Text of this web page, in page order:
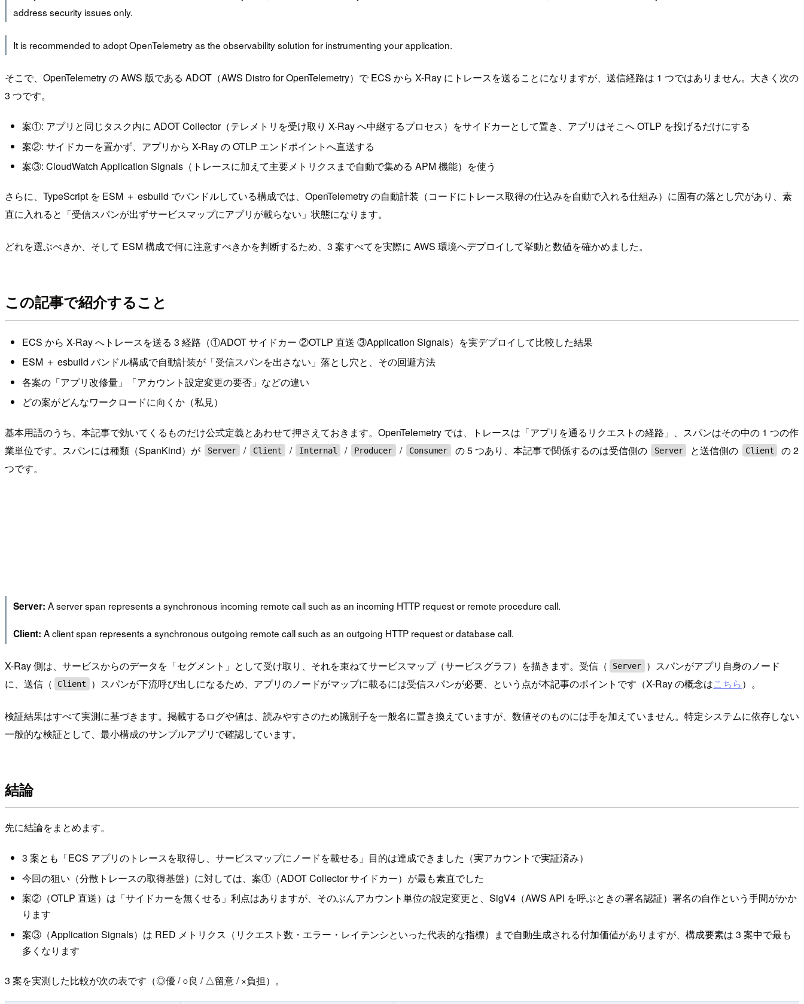
address security issues only.
It is recommended to adopt OpenTelemetry as the observability solution for instrumenting your application.
そこで、OpenTelemetry の AWS 版である ADOT（AWS Distro for OpenTelemetry）で ECS から X-Ray にトレースを送ることになりますが、送信経路は 1 つではありません。大きく次の
3 つです。
案①: アプリと同じタスク内に ADOT Collector（テレメトリを受け取り X-Ray へ中継するプロセス）をサイドカーとして置き、アプリはそこへ OTLP を投げるだけにする
案②: サイドカーを置かず、アプリから X-Ray の OTLP エンドポイントへ直送する
案③: CloudWatch Application Signals（トレースに加えて主要メトリクスまで自動で集める APM 機能）を使う
さらに、TypeScript を ESM ＋ esbuild でバンドルしている構成では、OpenTelemetry の自動計装（コードにトレース取得の仕込みを自動で入れる仕組み）に固有の落とし穴があり、素
直に入れると「受信スパンが出ずサービスマップにアプリが載らない」状態になります。
どれを選ぶべきか、そして ESM 構成で何に注意すべきかを判断するため、3 案すべてを実際に AWS 環境へデプロイして挙動と数値を確かめました。
この記事で紹介すること
ECS から X-Ray へトレースを送る 3 経路（①ADOT サイドカー ②OTLP 直送 ③Application Signals）を実デプロイして比較した結果
ESM ＋ esbuild バンドル構成で自動計装が「受信スパンを出さない」落とし穴と、その回避方法
各案の「アプリ改修量」「アカウント設定変更の要否」などの違い
どの案がどんなワークロードに向くか（私見）
基本用語のうち、本記事で効いてくるものだけ公式定義とあわせて押さえておきます。OpenTelemetry では、トレースは「アプリを通るリクエストの経路」、スパンはその中の 1 つの作
業単位です。スパンには種類（SpanKind）が
Server / Client / Internal / Producer / Consumer の 5 つあり、本記事で関係するのは受信側の Server と送信側の Client
の 2
つです。
Server: A server span represents a synchronous incoming remote call such as an incoming HTTP request or remote procedure call.
Client: A client span represents a synchronous outgoing remote call such as an outgoing HTTP request or database call.
X-Ray 側は、サービスからのデータを「セグメント」として受け取り、それを束ねてサービスマップ（サービスグラフ）を描きます。受信（ Server
）スパンがアプリ自身のノード
に、送信（
Client ）スパンが下流呼び出しになるため、アプリのノードがマップに載るには受信スパンが必要、という点が本記事のポイントです（X-Ray の概念はこちら）。
検証結果はすべて実測に基づきます。掲載するログや値は、読みやすさのため識別子を一般名に置き換えていますが、数値そのものには手を加えていません。特定システムに依存しない
一般的な検証として、最小構成のサンプルアプリで確認しています。
結論
先に結論をまとめます。
3 案とも「ECS アプリのトレースを取得し、サービスマップにノードを載せる」目的は達成できました（実アカウントで実証済み）
今回の狙い（分散トレースの取得基盤）に対しては、案①（ADOT Collector サイドカー）が最も素直でした
案②（OTLP 直送）は「サイドカーを無くせる」利点はありますが、そのぶんアカウント単位の設定変更と、SigV4（AWS API を呼ぶときの署名認証）署名の自作という手間がかか
ります
案③（Application Signals）は RED メトリクス（リクエスト数・エラー・レイテンシといった代表的な指標）まで自動生成される付加価値がありますが、構成要素は 3 案中で最も
多くなります
3 案を実測した比較が次の表です（◎優 / ○良 / △留意 / ×負担）。